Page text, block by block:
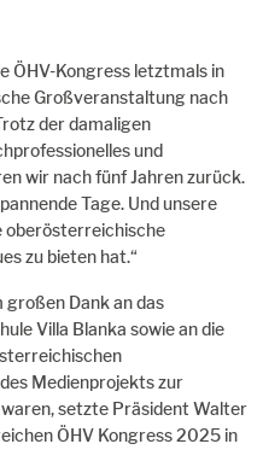
ÖHV-Kongress letztmals in
Großveranstaltung nach
der damaligen
und
wir nach fünf Jahren zurück.
Tage. Und unsere
oberösterreichische
zu bieten hat.“
großen Dank an das
Villa Blanka sowie an die
Medienprojekts zur
setzte Präsident Walter
ÖHV Kongress 2025 in